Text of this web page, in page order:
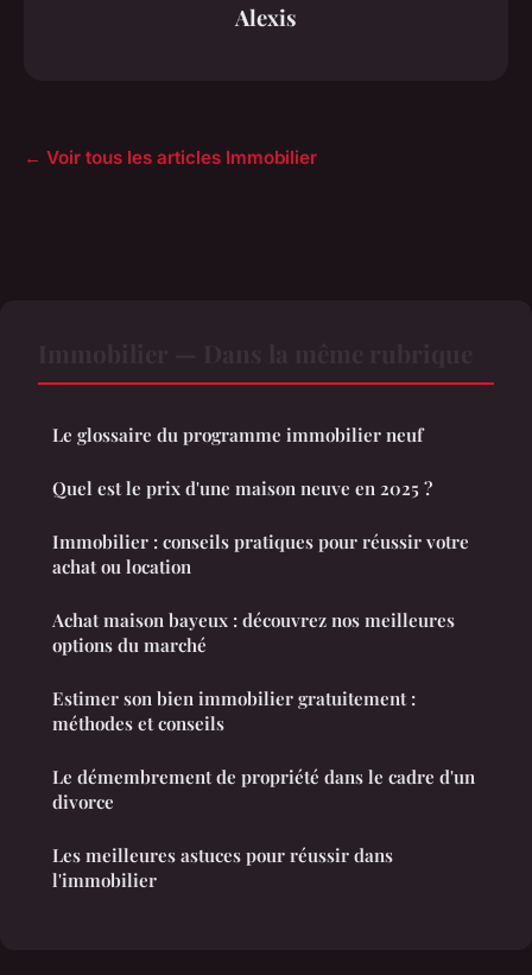
Alexis
← Voir tous les articles Immobilier
Le glossaire du programme immobilier neuf
Quel est le prix d'une maison neuve en 2025 ?
Immobilier : conseils pratiques pour réussir votre
achat ou location
Achat maison bayeux : découvrez nos meilleures
options du marché
Estimer son bien immobilier gratuitement :
méthodes et conseils
Le démembrement de propriété dans le cadre d'un
divorce
Les meilleures astuces pour réussir dans
l'immobilier